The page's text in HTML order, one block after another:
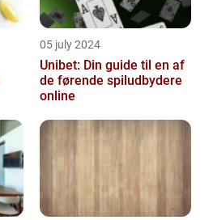
05 july 2024
Unibet: Din guide til en af
de førende spiludbydere
online